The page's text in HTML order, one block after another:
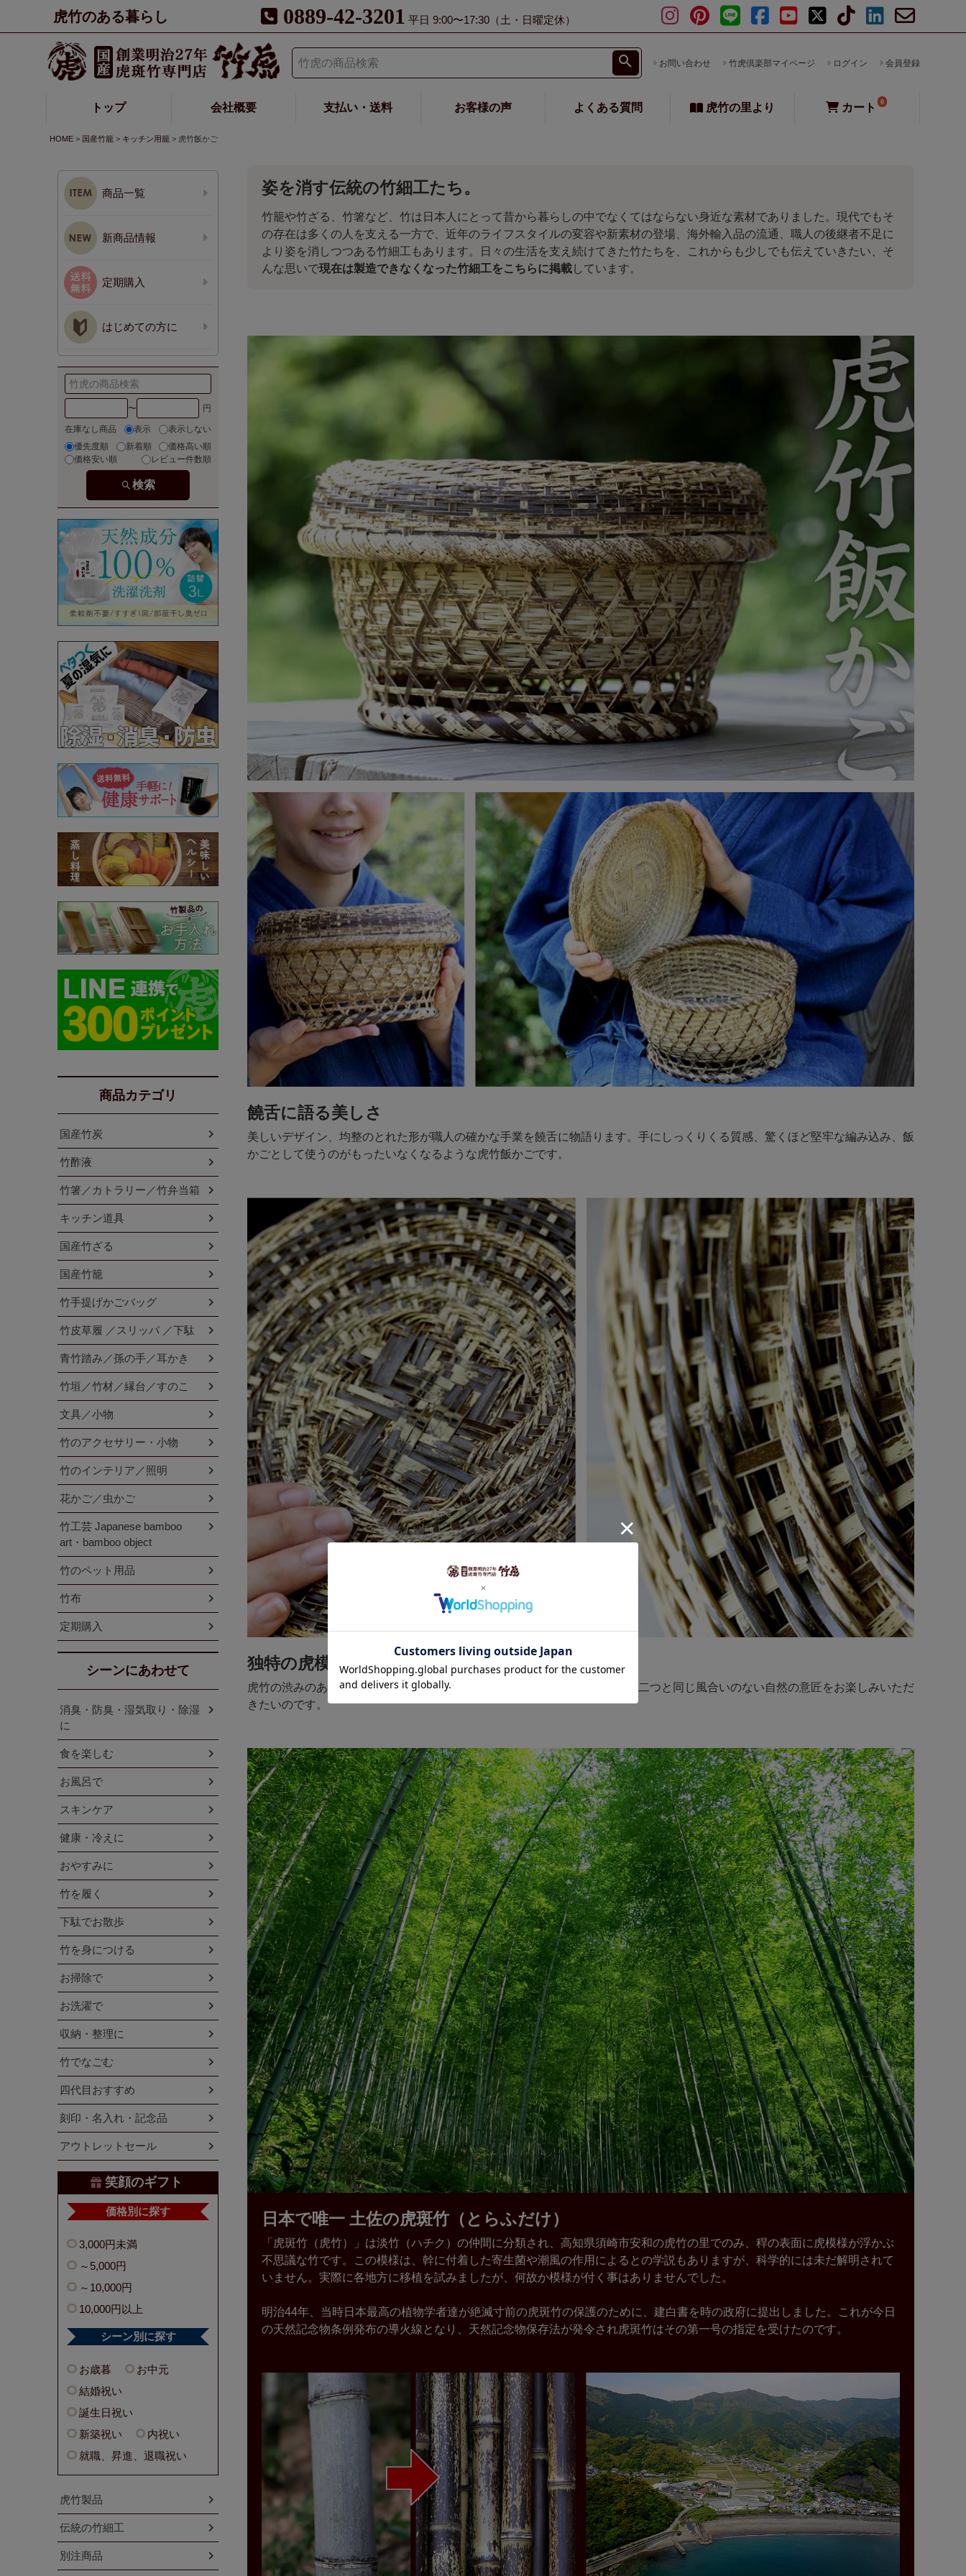
虎竹のある暮らし 0889-42-3201 平日 9:00〜17:30（土・日曜定休）
お問い合わせ 竹虎倶楽部マイページ ログイン 会員登録
トップ 会社概要 支払い・送料 お客様の声 よくある質問 虎竹の里より カート 0
HOME 国産竹籠 キッチン用籠 虎竹飯かご
姿を消す伝統の竹細工たち。
竹籠や竹ざる、竹箸など、竹は日本人にとって昔から暮らしの中でなくてはならない身近な素材でありました。現代でもそ
の存在は多くの人を支える一方で、近年のライフスタイルの変容や新素材の登場、海外輸入品の流通、職人の後継者不足に
より姿を消しつつある竹細工もあります。日々の生活を支え続けてきた竹たちを、これからも少しでも伝えていきたい、そ
んな思いで現在は製造できなくなった竹細工をこちらに掲載しています。
饒舌に語る美しさ
美しいデザイン、均整のとれた形が職人の確かな手業を饒舌に物語ります。手にしっくりくる質感、驚くほど堅牢な編み込み、飯
かごとして使うのがもったいなくなるような虎竹飯かごです。
独特の虎模様と匠の技
虎竹の渋みのある虎模様が食卓を彩ります。卓越した職人の匠の技と共に、二つと同じ風合いのない自然の意匠をお楽しみいただ
きたいのです。
日本で唯一 土佐の虎斑竹（とらふだけ）
「虎斑竹（虎竹）」は淡竹（ハチク）の仲間に分類され、高知県須崎市安和の虎竹の里でのみ、稈の表面に虎模様が浮かぶ
不思議な竹です。この模様は、幹に付着した寄生菌や潮風の作用によるとの学説もありますが、科学的には未だ解明されて
いません。実際に各地方に移植を試みましたが、何故か模様が付く事はありませんでした。
明治44年、当時日本最高の植物学者達が絶滅寸前の虎斑竹の保護のために、建白書を時の政府に提出しました。これが今日
の天然記念物条例発布の導火線となり、天然記念物保存法が発令され虎斑竹はその第一号の指定を受けたのです。
商品一覧
新商品情報
定期購入
はじめての方に
〜
在庫なし商品 表示
表示しない
優先度順
新着順
価格高い順
価格安い順
レビュー件数順
検索
商品カテゴリ
国産竹炭
竹酢液
竹箸／カトラリー／竹弁当箱
キッチン道具
国産竹ざる
国産竹籠
竹手提げかごバッグ
竹皮草履 ／スリッパ ／下駄
青竹踏み／孫の手／耳かき
竹垣／竹材／縁台／すのこ
文具／小物
竹のアクセサリー・小物
竹のインテリア／照明
花かご／虫かご
竹工芸 Japanese bamboo
art・bamboo object
竹のペット用品
竹布
定期購入
シーンにあわせて
消臭・防臭・湿気取り・除湿
に
食を楽しむ
お風呂で
スキンケア
健康・冷えに
おやすみに
竹を履く
下駄でお散歩
竹を身につける
お掃除で
お洗濯で
収納・整理に
竹でなごむ
四代目おすすめ
刻印・名入れ・記念品
アウトレットセール
笑顔のギフト
価格別に探す
3,000円未満
～5,000円
～10,000円
10,000円以上
シーン別に探す
お歳暮
お中元
結婚祝い
誕生日祝い
新築祝い
内祝い
就職、昇進、退職祝い
虎竹製品
伝統の竹細工
別注商品